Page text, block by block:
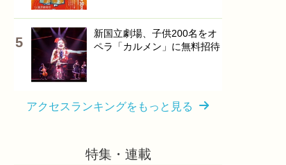
新国立劇場、子供200名をオ
ペラ「カルメン」に無料招待
アクセスランキングをもっと見る
特集・連載